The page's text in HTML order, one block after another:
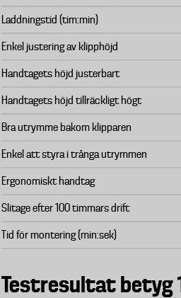
Laddningstid (tim:min)
Enkel justering av klipphöjd
Handtagets höjd justerbart
Handtagets höjd tillräckligt högt
Bra utrymme bakom klipparen
Enkel att styra i trånga utrymmen
Ergonomiskt handtag
Slitage efter 100 timmars drift
Tid för montering (min:sek)
Testresultat betyg